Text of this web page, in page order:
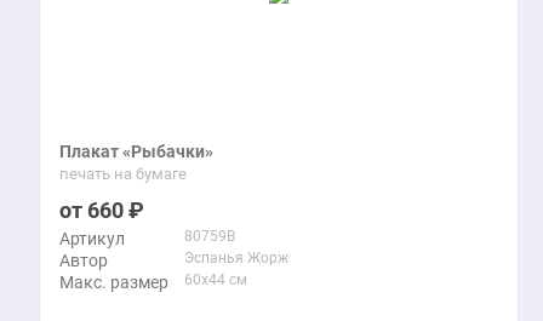
Плакат «Рыбачки»
печать на бумаге
660
Артикул 80759B
Автор Эспанья Жорж
Макс. размер 60x44 см